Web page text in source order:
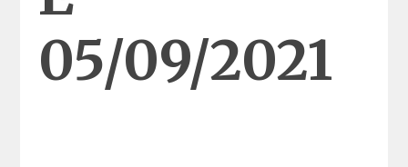
05/09/2021